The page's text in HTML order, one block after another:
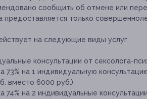
сообщить об отмене или
предоставляется только
на следующие виды услуг:
консультации от сексолога-
73% на 1 индивидуальную
вместо 6000 руб.)
74% на 2 индивидуальные